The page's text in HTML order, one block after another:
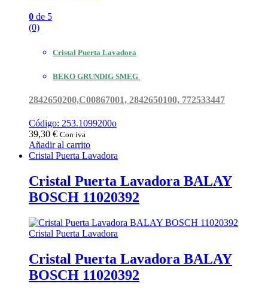
0 de 5
(0)
Cristal Puerta Lavadora
BEKO GRUNDIG SMEG
2842650200,C00867001, 2842650100, 772533447
Código: 253.1099200o
39,30 € Con iva
Añadir al carrito
Cristal Puerta Lavadora
Cristal Puerta Lavadora BALAY
BOSCH 11020392
Cristal Puerta Lavadora
Cristal Puerta Lavadora BALAY
BOSCH 11020392